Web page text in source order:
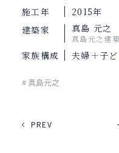
施工年
2015年
建築家
真島 元之
真島元之建
家族構成 夫婦＋子
# 真島元之
PREV